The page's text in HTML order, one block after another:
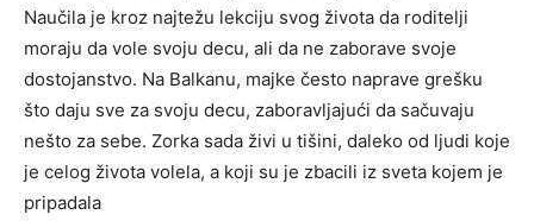
Naučila je kroz najtežu lekciju svog života da roditelji
moraju da vole svoju decu, ali da ne zaborave svoje
dostojanstvo. Na Balkanu, majke često naprave grešku
što daju sve za svoju decu, zaboravljajući da sačuvaju
nešto za sebe. Zorka sada živi u tišini, daleko od ljudi koje
je celog života volela, a koji su je zbacili iz sveta kojem je
pripadala